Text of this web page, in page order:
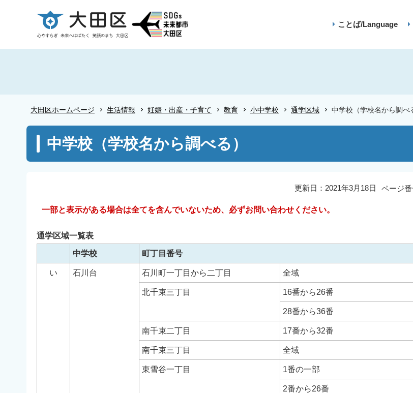
ー
ことば/Language
大田区ホームページ 生活情報 妊娠・出産・子育て 教育 小中学校 通学区域 中学校（学校名から調べ
こ
中学校（学校名から調べる）
ページ
更新日：2021年3月18日
一部と表示がある場合は全てを含んでいないため、必ずお問い合わせください。
通学区域一覧表
中学校 町丁目番号
い 石川台 石川町一丁目から二丁目 全域
北千束三丁目 16番から26番
28番から36番
南千束二丁目 17番から32番
南千束三丁目 全域
東雪谷一丁目 1番の一部
2番から26番